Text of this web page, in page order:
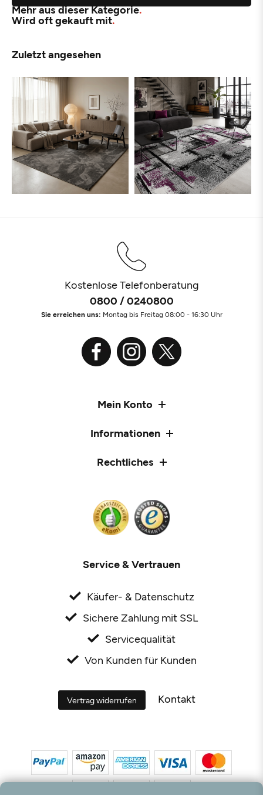
Mehr aus dieser Kategorie
Wird oft gekauft mit
Zuletzt angesehen
Kostenlose Telefonberatung
0800 / 0240800
Sie erreichen uns: Montag bis Freitag 08:00 - 16:30 Uhr
Mein Konto
Informationen
Rechtliches
Service & Vertrauen
Käufer- & Datenschutz
Sichere Zahlung mit SSL
Servicequalität
Von Kunden für Kunden
Vertrag widerrufen Kontakt